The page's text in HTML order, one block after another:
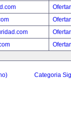
Categoria